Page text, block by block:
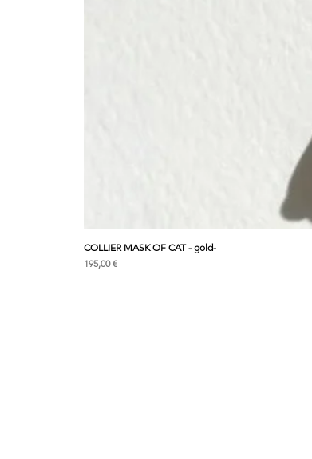
COLLIER MASK OF CAT - gold-
Prix
195,00 €